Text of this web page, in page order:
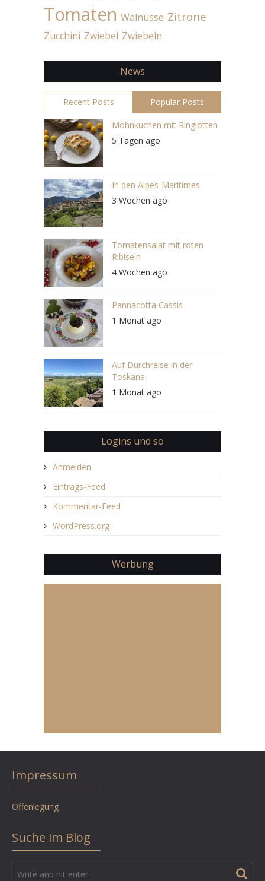
Tomaten Walnüsse Zitrone
Zucchini Zwiebel Zwiebeln
News
Recent Posts Popular Posts
Mohnkuchen mit Ringlotten
5 Tagen ago
In den Alpes-Maritimes
3 Wochen ago
Tomatensalat mit roten
Ribiseln
4 Wochen ago
Pannacotta Cassis
1 Monat ago
Auf Durchreise in der
Toskana
1 Monat ago
Logins und so
Anmelden
Eintrags-Feed
Kommentar-Feed
WordPress.org
Werbung
Impressum
Offenlegung
Suche im Blog